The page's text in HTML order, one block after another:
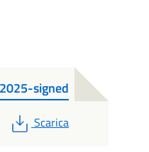
signed
PDF
Scarica